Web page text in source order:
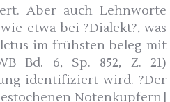
Aber auch Lehnworte
etwa bei ?Dialekt?, was
im frühsten beleg mit
Bd. 6, Sp. 852, Z. 21)
identifiziert wird. ?Der
Notenkupfern]